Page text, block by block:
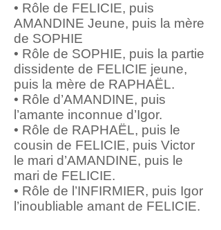
• Rôle de FELICIE, puis
AMANDINE Jeune, puis la mère
de SOPHIE
• Rôle de SOPHIE, puis la partie
dissidente de FELICIE jeune,
puis la mère de RAPHAËL.
• Rôle d’AMANDINE, puis
l’amante inconnue d’Igor.
• Rôle de RAPHAËL, puis le
cousin de FELICIE, puis Victor
le mari d’AMANDINE, puis le
mari de FELICIE.
• Rôle de l’INFIRMIER, puis Igor
l’inoubliable amant de FELICIE.